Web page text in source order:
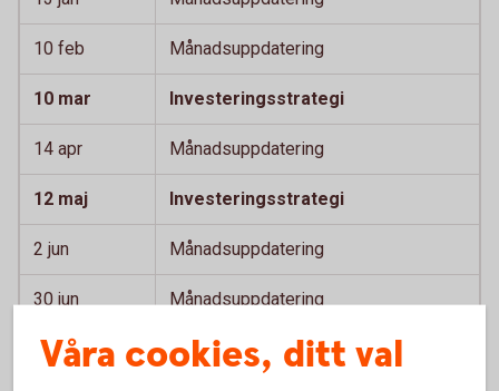
10 feb Månadsuppdatering
10 mar Investeringsstrategi
14 apr Månadsuppdatering
12 maj Investeringsstrategi
2 jun Månadsuppdatering
30 jun Månadsuppdatering
11 aug Månadsuppdatering
Våra cookies, ditt val